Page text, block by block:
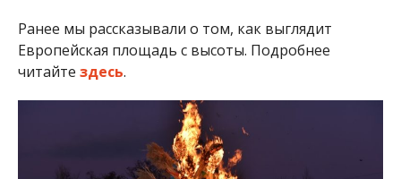
Ранее мы рассказывали о том, как выглядит
Европейская площадь с высоты. Подробнее
читайте здесь.